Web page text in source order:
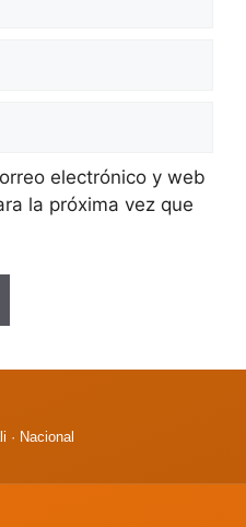
electrónico y web
la próxima vez que
· Nacional